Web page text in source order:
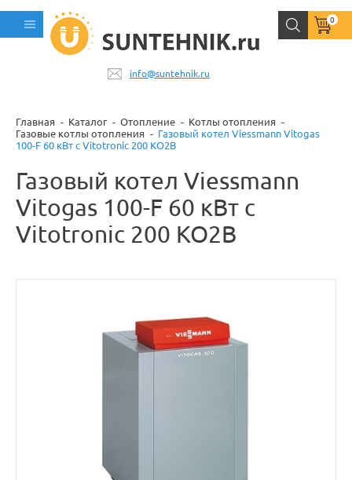
info@suntehnik.ru
0
Главная Каталог Отопление
Котлы отопления
Газовые котлы отопления
Газовый котел Viessmann Vitogas
100-F 60 кВт c Vitotronic 200 KO2B
Газовый котел Viessmann
Vitogas 100-F 60 кВт c
Vitotronic 200 KO2B